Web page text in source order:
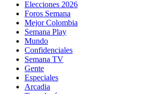
Elecciones 2026
Foros Semana
Mejor Colombia
Semana Play
Mundo
Confidenciales
Semana TV
Gente
Especiales
Arcadia